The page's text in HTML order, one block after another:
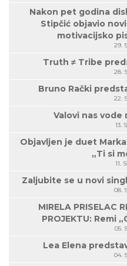
Nakon pet godina
Stipčić objavio
motivacijsko
29.
Truth ≠ Tribe
28.
Bruno Rački
22.
Valovi nas vode
13.
Objavljen je duet
„Ti si
11.
Zaljubite se u novi
08.
MIRELA PRISELAC
PROJEKTU: Remi
05.
Lea Elena
04.